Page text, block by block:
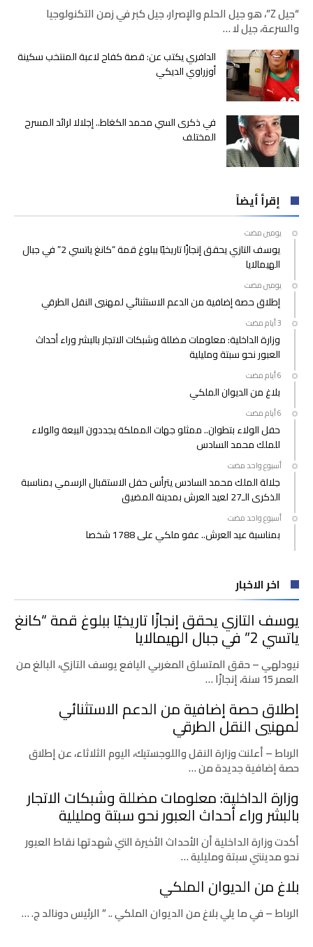
“جيل Z”، هو جيل الحلم والإصرار، جيل كبر في زمن التكنولوجيا
والسرعة، جيل لا …
الدافري يكتب عن: قصة كفاح لاعبة المنتخب سكينة
أوزراوي الديكي
في ذكرى السي محمد الكغاط.. إجلالا لرائد المسرح
المختلف
إقرأ أيضاً
‫‫‫‏‫يومين مضت‬
يوسف التازي يحقق إنجازًا تاريخيًا ببلوغ قمة “كانغ ياتسي 2” في جبال
الهيمالايا
‫‫‫‏‫يومين مضت‬
إطلاق حصة إضافية من الدعم الاستثنائي لمهنيي النقل الطرقي
وزارة الداخلية: معلومات مضللة وشبكات الاتجار بالبشر وراء أحداث
العبور نحو سبتة ومليلية
بلاغ من الديوان الملكي
حفل الولاء بتطوان.. ممثلو جهات المملكة يجددون البيعة والولاء
للملك محمد السادس
‫‫‫‏‫أسبوع واحد مضت‬
جلالة الملك محمد السادس يترأس حفل الاستقبال الرسمي بمناسبة
الذكرى الـ27 لعيد العرش بمدينة المضيق
‫‫‫‏‫أسبوع واحد مضت‬
بمناسبة عيد العرش.. عفو ملكي على 1788 شخصا
اخر الاخبار
يوسف التازي يحقق إنجازًا تاريخيًا ببلوغ قمة “كانغ
ياتسي 2” في جبال الهيمالايا
نيودلهي – حقق المتسلق المغربي اليافع يوسف التازي، البالغ من
العمر 15 سنة، إنجازًا …
إطلاق حصة إضافية من الدعم الاستثنائي
لمهنيي النقل الطرقي
الرباط – أعلنت وزارة النقل واللوجستيك، اليوم الثلاثاء، عن إطلاق
حصة إضافية جديدة من …
وزارة الداخلية: معلومات مضللة وشبكات الاتجار
بالبشر وراء أحداث العبور نحو سبتة ومليلية
أكدت وزارة الداخلية أن الأحداث الأخيرة التي شهدتها نقاط العبور
نحو مدينتي سبتة ومليلية …
بلاغ من الديوان الملكي
الرباط – في ما يلي بلاغ من الديوان الملكي .. ” الرئيس دونالد ج. …